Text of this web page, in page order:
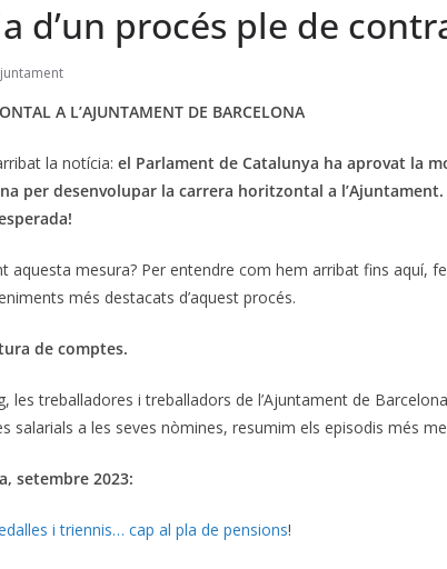
d’un procés ple de
A L’AJUNTAMENT DE BARCELONA
la notícia: el Parlament de Catalunya ha aprovat la
per desenvolupar la carrera horitzontal a l’Ajuntament.
aquesta mesura? Per entendre com hem arribat fins aquí,
més destacats d’aquest procés.
de comptes.
les treballadores i treballadors de l’Ajuntament de
salarials a les seves nòmines, resumim els episodis més
setembre 2023:
i triennis… cap al pla de pensions!